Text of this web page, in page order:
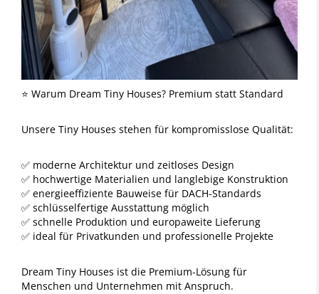
⭐ Warum Dream Tiny Houses? Premium statt Standard
Unsere Tiny Houses stehen für kompromisslose Qualität:
✅ moderne Architektur und zeitloses Design
✅ hochwertige Materialien und langlebige Konstruktion
✅ energieeffiziente Bauweise für DACH-Standards
✅ schlüsselfertige Ausstattung möglich
✅ schnelle Produktion und europaweite Lieferung
✅ ideal für Privatkunden und professionelle Projekte
Dream Tiny Houses ist die Premium-Lösung für
Menschen und Unternehmen mit Anspruch.